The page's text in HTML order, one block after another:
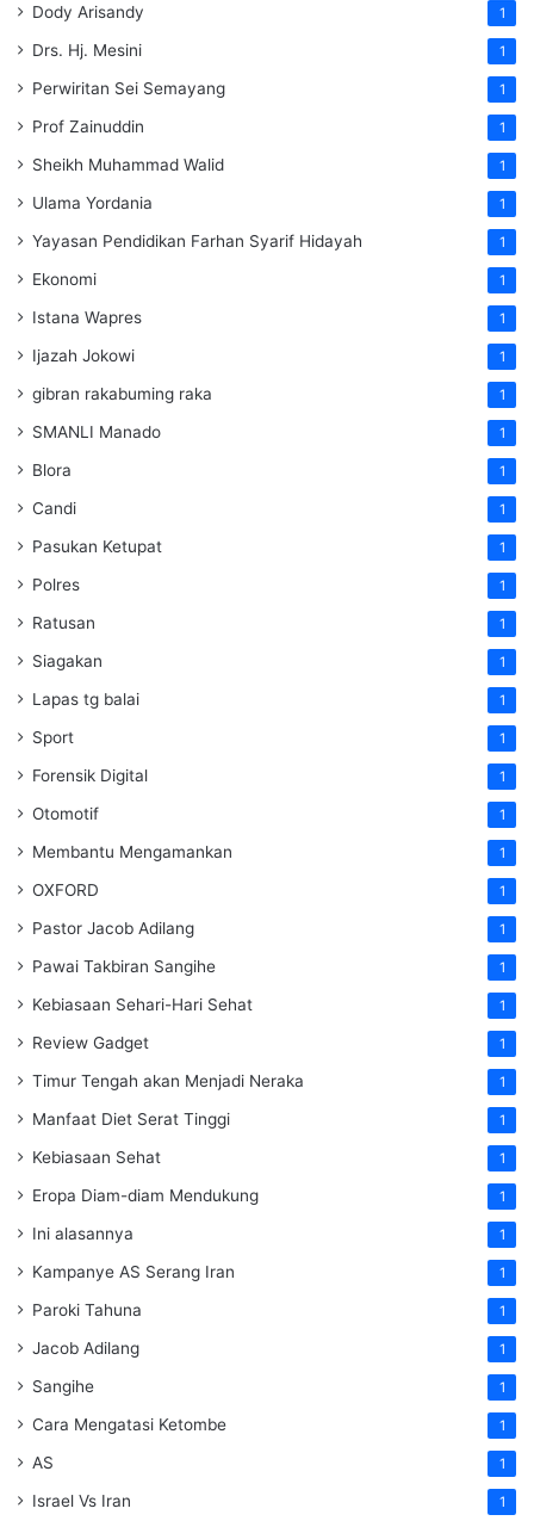
Dody Arisandy 1
Drs. Hj. Mesini 1
Perwiritan Sei Semayang 1
Prof Zainuddin 1
Sheikh Muhammad Walid 1
Ulama Yordania 1
Yayasan Pendidikan Farhan Syarif Hidayah 1
Ekonomi 1
Istana Wapres 1
Ijazah Jokowi 1
gibran rakabuming raka 1
SMANLI Manado 1
Blora 1
Candi 1
Pasukan Ketupat 1
Polres 1
Ratusan 1
Siagakan 1
Lapas tg balai 1
Sport 1
Forensik Digital 1
Otomotif 1
Membantu Mengamankan 1
OXFORD 1
Pastor Jacob Adilang 1
Pawai Takbiran Sangihe 1
Kebiasaan Sehari-Hari Sehat 1
Review Gadget 1
Timur Tengah akan Menjadi Neraka 1
Manfaat Diet Serat Tinggi 1
Kebiasaan Sehat 1
Eropa Diam-diam Mendukung 1
Ini alasannya 1
Kampanye AS Serang Iran 1
Paroki Tahuna 1
Jacob Adilang 1
Sangihe 1
Cara Mengatasi Ketombe 1
AS 1
Israel Vs Iran 1